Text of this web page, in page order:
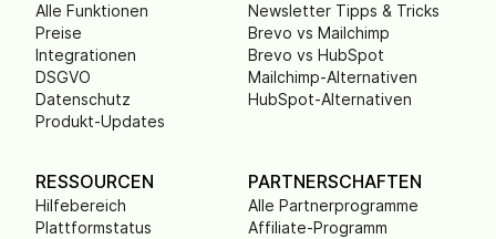
Alle Funktionen
Preise
Integrationen
DSGVO
Datenschutz
Produkt-Updates
Newsletter Tipps & Tricks
Brevo vs Mailchimp
Brevo vs HubSpot
Mailchimp-Alternativen
HubSpot-Alternativen
RESSOURCEN
Hilfebereich
Plattformstatus
PARTNERSCHAFTEN
Alle Partnerprogramme
Affiliate-Programm